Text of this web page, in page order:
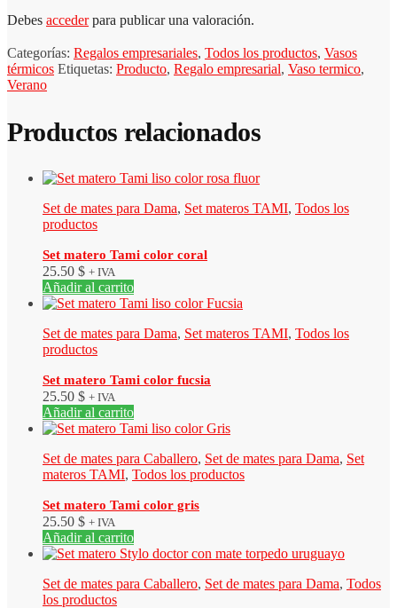
Debes accederpara publicar una valoración.
Categorías: Regalos empresariales, Todos los productos, Vasos
térmicos Etiquetas: Producto, Regalo empresarial, Vaso termico,
Verano
Productos relacionados
Set de mates para Dama, Set materos TAMI, Todos los
productos
Set matero Tami color coral
25.50 $ + IVA
Añadir al carrito
Set de mates para Dama, Set materos TAMI, Todos los
productos
Set matero Tami color fucsia
25.50 $ + IVA
Añadir al carrito
Set de mates para Caballero, Set de mates para Dama, Set
materos TAMI, Todos los productos
Set matero Tami color gris
25.50 $ + IVA
Añadir al carrito
Set de mates para Caballero, Set de mates para Dama, Todos
los productos